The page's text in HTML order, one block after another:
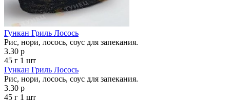
Гункан Гриль Лосось
Рис, нори, лосось, соус для запекания.
3.30 р
45 г 1 шт
Гункан Гриль Лосось
Рис, нори, лосось, соус для запекания.
3.30 р
45 г 1 шт